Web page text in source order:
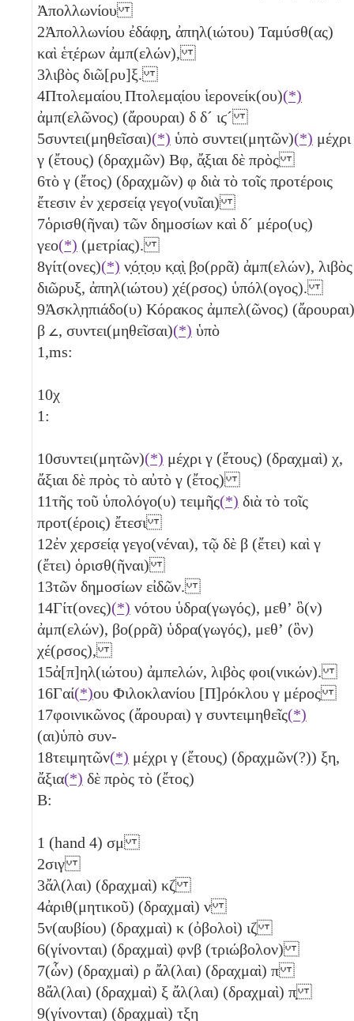
Ἀπολλωνίου
2Ἀπολλωνίου ἐδάφ̣η̣, ἀπηλ(ιώτου) Ταμύσθ(ας)
καὶ ἑτ̣έρων ἀμπ(ελών),
3λιβὸς διῶ[ρυ]ξ.
4Πτολεμαίου̣ Πτολεμα̣ίου ἱερονείκ(ου)(*)
ἀμπ(ελῶνος) (ἄρουραι) δ δ´ ιϛ´
5συντει(μηθεῖσαι)(*) ὑπὸ συντει(μητῶν)(*) μέχρι
γ (ἔτους) (δραχμῶν) Βφ, ἄ̣ξιαι δὲ πρὸς
6τὸ γ (ἔτος) (δραχμῶν) φ διὰ τὸ τοῖς π̣ροτέροις
ἔτεσιν ἐν χερσείᾳ γεγο(νυῖαι)
7ὁρισθ(ῆναι) τῶν δημοσίων καὶ δ´ μέρο(υς)
γεο(*) (μετρίας).
8γίτ(ονες)(*) ν̣ό̣τ̣ο̣υ κ̣α̣ὶ̣ β̣ο(ρρᾶ) ἀμπ(ελών), λιβὸς
διῶρυξ, ἀπηλ(ιώτου) χέ(ρσος) ὑπόλ(ογος).
9Ἀσκλ̣ηπιάδο(υ) Κόρακος ἀμπελ(ῶνος) (ἄρουραι)
β 𐅵, συντει(μηθεῖσαι)(*) ὑπὸ
1,ms:
10χ
1:
10συντει(μητῶν)(*) μέχρι γ (ἔτους) (δραχμαὶ) χ,
ἄξιαι δὲ πρὸς τὸ αὐτὸ γ (ἔτος)
11τῆς τοῦ ὑπολόγο(υ) τειμῆς(*) διὰ τὸ τοῖς
προτ(έροις) ἔτεσι
12ἐν χερσείᾳ γεγο(νέναι), τῷ δὲ β (ἔτει) καὶ γ
(ἔτει) ὁρισθ(ῆναι)
13τῶν δημοσίων εἰδῶν.
14Γίτ(ονες)(*) νότου ὑδρα(γωγός), μεθʼ ὃ(ν)
ἀμπ(ελών), βο(ρρᾶ) ὑδρα(γωγός), μεθʼ (ὃν)
χέ(ρσος),
15ἀ[π]ηλ(ιώτου) ἀμπελών, λιβὸς φοι(νικών).
16Γαί(*)ου Φιλοκλανίου [Π]ρόκλου γ μέρος
17φοινικῶνος (ἄρουραι) γ συντειμηθεῖς(*)
(αι)ὑπὸ συν-
18τειμητῶν(*) μέχρι γ (ἔτους) (δραχμῶν(?)) ξη,
ἄξια(*) δὲ πρὸς τὸ (ἔτος)
B:
1 (hand 4) σμ
2σιγ
3ἄλ(λαι) (δραχμαὶ) κζ
4ἀριθ(μητικοῦ) (δραχμαὶ) ν
5ν(αυβίου) (δραχμαὶ) κ (ὀβολοὶ) ιζ
6(γίνονται) (δραχμαὶ) φνβ (τριώβολον)
7(ὧν) (δραχμαὶ) ρ ἄλ(λαι) (δραχμαὶ) π
8ἄλ(λαι) (δραχμαὶ) ξ ἄλ(λαι) (δραχμαὶ) π̣
9(γίνονται) (δραχμαὶ) τξη